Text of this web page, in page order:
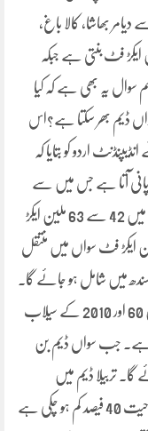
بھاشا، کالا باغ،
تنگی ڈیم کی مجموعی صلاحت 19 ملین ایکڑ فٹ بنتی ہے جبکہ
اہم سوال یہ بھی ہے کہ کیا
ڈیم بھر سکتا ہے؟اس
اردو کو بتایا کہ
142ملین ایکڑ فٹ پانی آتا ہے جس میں سے
صرف تربیلا کے مقام پر مون سون کے 100 دنوں میں 42 سے 63 ملین ایکڑ
ہوتا ہے۔اسی پانی میں سے ہم 38 ملین ایکڑ فٹ سواں میں منتقل
میں شامل ہو جائے گا۔
انہوں نے کہا کہ ’پچھلے سال سیلاب کے دنوں میں 60 اور 2010 کے سیلاب
کیا ہے۔ جب سواں ڈیم بن
تربیلا ڈیم میں
سلٹنگ کی وجہ سے اس کی پانی ذخیرہ کرنے کی صلاحیت 40 فیصد کم ہو چکی ہے